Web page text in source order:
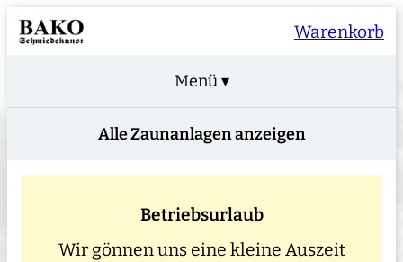
Warenkorb
Menü ▾
Alle Zaunanlagen anzeigen
Betriebsurlaub
Wir gönnen uns eine kleine Auszeit